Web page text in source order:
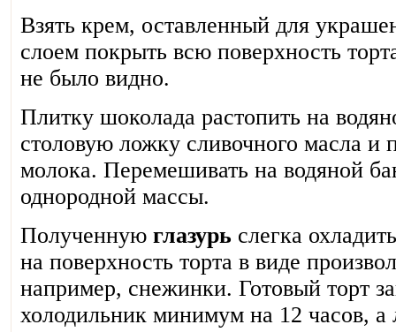
Взять крем, оставленный для
слоем покрыть всю поверхность
не было видно.
Плитку шоколада растопить на
столовую ложку сливочного масла и
молока. Перемешивать на водяной
однородной массы.
Полученную глазурь слегка
на поверхность торта в виде
например, снежинки. Готовый торт
холодильник минимум на 12 часов, а